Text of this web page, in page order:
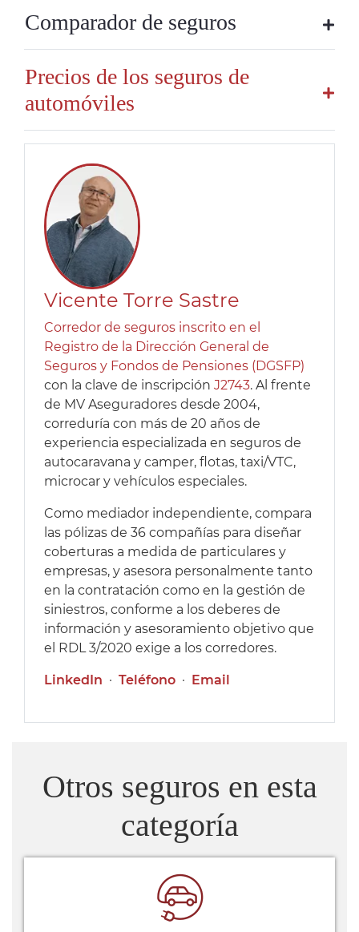
Comparador de seguros
Precios de los seguros de
automóviles
Vicente Torre Sastre
Corredor de seguros inscrito en el
Registro de la Dirección General de
Seguros y Fondos de Pensiones (DGSFP)
con la clave de inscripción J2743. Al frente
de MV Aseguradores desde 2004,
correduría con más de 20 años de
experiencia especializada en seguros de
autocaravana y camper, flotas, taxi/VTC,
microcar y vehículos especiales.
Como mediador independiente, compara
las pólizas de 36 compañías para diseñar
coberturas a medida de particulares y
empresas, y asesora personalmente tanto
en la contratación como en la gestión de
siniestros, conforme a los deberes de
información y asesoramiento objetivo que
el RDL 3/2020 exige a los corredores.
LinkedIn · Teléfono · Email
Otros seguros en esta
categoría